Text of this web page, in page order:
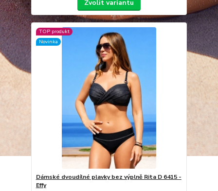
Zvolit variantu
TOP produkt
Novinka
Dámské dvoudílné plavky bez výplně Rita D 6415 -
Effy